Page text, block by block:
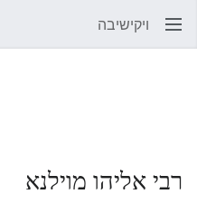
ויקישיבה
רבי אליהו מוילנא